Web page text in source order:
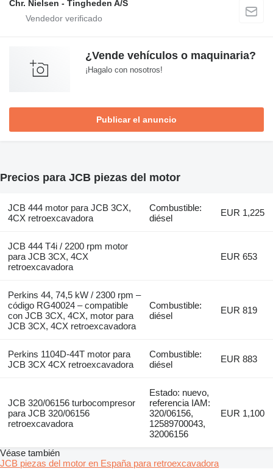
Chr. Nielsen - Tingheden A/S
¿Vende vehículos o maquinaria?
¡Hagalo con nosotros!
Publicar el anuncio
Precios para JCB piezas del motor
JCB 444 motor para JCB 3CX,
4CX retroexcavadora
Combustible:
diésel
EUR 1,225
JCB 444 T4i / 2200 rpm motor
para JCB 3CX, 4CX
retroexcavadora
EUR 653
Perkins 44, 74,5 kW / 2300 rpm –
código RG40024 – compatible
con JCB 3CX, 4CX, motor para
JCB 3CX, 4CX retroexcavadora
Combustible:
diésel
EUR 819
Perkins 1104D-44T motor para
JCB 3CX 4CX retroexcavadora
Combustible:
diésel
EUR 883
JCB 320/06156 turbocompresor
para JCB 320/06156
retroexcavadora
Estado: nuevo,
referencia IAM:
320/06156,
12589700043,
32006156
EUR 1,100
Véase también
JCB piezas del motor en España para retroexcavadora